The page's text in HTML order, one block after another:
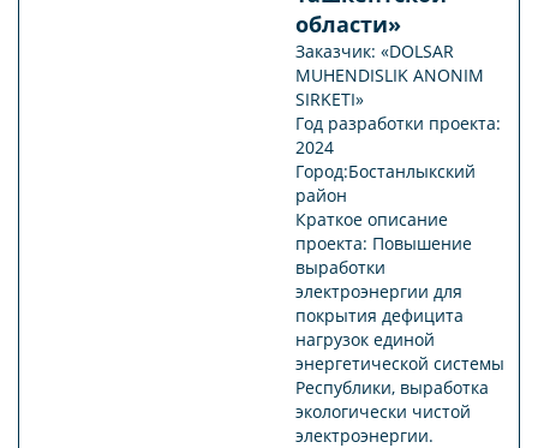
области»
Заказчик: «DOLSAR
MUHENDISLIK ANONIM
SIRKETI»
Год разработки проекта:
2024
Город:Бостанлыкский
район
Краткое описание
проекта: Повышение
выработки
электроэнергии для
покрытия дефицита
нагрузок единой
энергетической системы
Республики, выработка
экологически чистой
электроэнергии.